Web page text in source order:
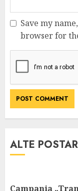
Save my
browser for
ALTE
Campania